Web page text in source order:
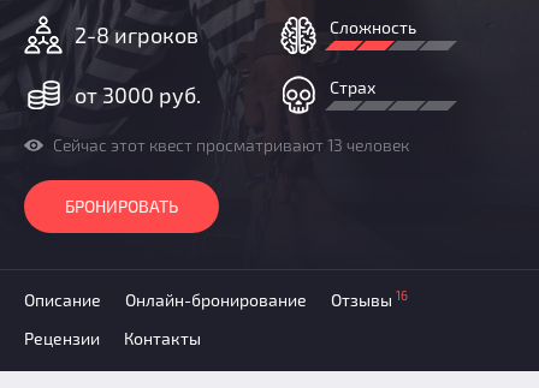
Добавить квест
Партнерам
2-8 игроков
от 3000 руб.
Сложность
Страх
Сейчас этот квест просматривают 13 человек
БРОНИРОВАТЬ
Описание Онлайн-бронирование Отзывы 16
Рецензии Контакты